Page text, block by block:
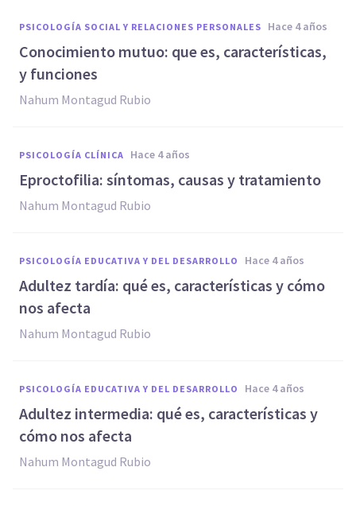
PSICOLOGÍA SOCIAL Y RELACIONES PERSONALES hace 4 años
Conocimiento mutuo: que es, características,
y funciones
Nahum Montagud Rubio
PSICOLOGÍA CLÍNICA hace 4 años
Eproctofilia: síntomas, causas y tratamiento
Nahum Montagud Rubio
PSICOLOGÍA EDUCATIVA Y DEL DESARROLLO hace 4 años
Adultez tardía: qué es, características y cómo
nos afecta
Nahum Montagud Rubio
PSICOLOGÍA EDUCATIVA Y DEL DESARROLLO hace 4 años
Adultez intermedia: qué es, características y
cómo nos afecta
Nahum Montagud Rubio